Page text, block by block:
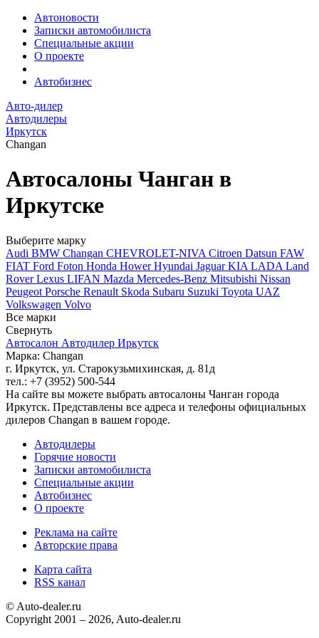
Автоновости
Записки автомобилиста
Специальные акции
О проекте
Автобизнес
Авто-дилер
Автодилеры
Иркутск
Changan
Автосалоны Чанган в
Иркутске
Выберите марку
Audi BMW Changan CHEVROLET-NIVA Citroen Datsun FAW
FIAT Ford Foton Honda HowerHyundai JaguarKIA LADA Land
RoverLexus LIFAN Mazda Mercedes-Benz Mitsubishi Nissan
Peugeot Porsche Renault Skoda Subaru Suzuki Toyota UAZ
Volkswagen Volvo
Все марки
Свернуть
Автосалон Автодилер Иркутск
Марка: Changan
г. Иркутск, ул. Старокузьмихинская, д. 81д
тел.: +7 (3952) 500-544
На сайте вы можете выбрать автосалоны Чанган города
Иркутск. Представлены все адреса и телефоны официальных
дилеров Changan в вашем городе.
Автодилеры
Горячие новости
Записки автомобилиста
Специальные акции
Автобизнес
О проекте
Реклама на сайте
Авторские права
Карта сайта
RSS канал
© Auto-dealer.ru
Copyright 2001 – 2026, Auto-dealer.ru